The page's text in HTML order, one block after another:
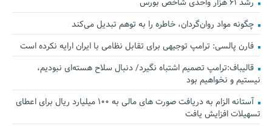
چگونه مواد روان‌گردان، خاطره را به توهم تبدیل می‌کند
فارن پالسی: ترامپ توجیهی برای تقابل نظامی با ایران ارایه نکرده است
قالیباف:ترامپ تصمیم اشتباه نگیرد/ دنبال سلاح هسته‌ای نبودیم،
نیستیم و نخواهیم بود
آستانه الزام به دریافت صورت های مالی به ۱۰۰ میلیارد ریال برای اعطای
تسهیلات افزایش یافت